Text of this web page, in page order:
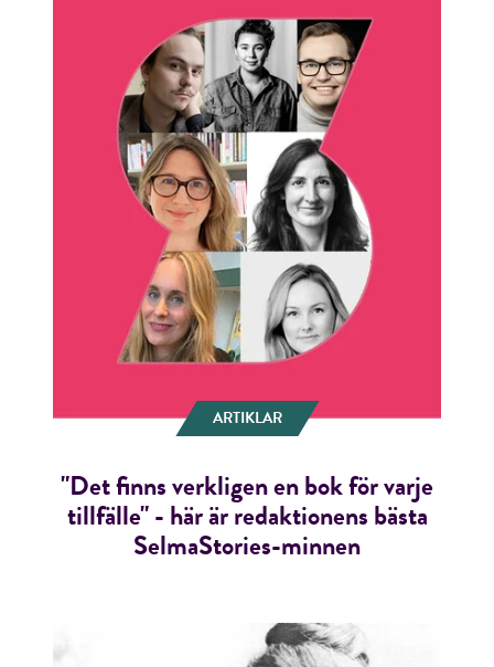
ARTIKLAR
"Det finns verkligen en bok för varje
tillfälle" - här är redaktionens bästa
SelmaStories-minnen